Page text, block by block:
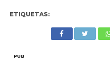
ETIQUETAS:
PUB